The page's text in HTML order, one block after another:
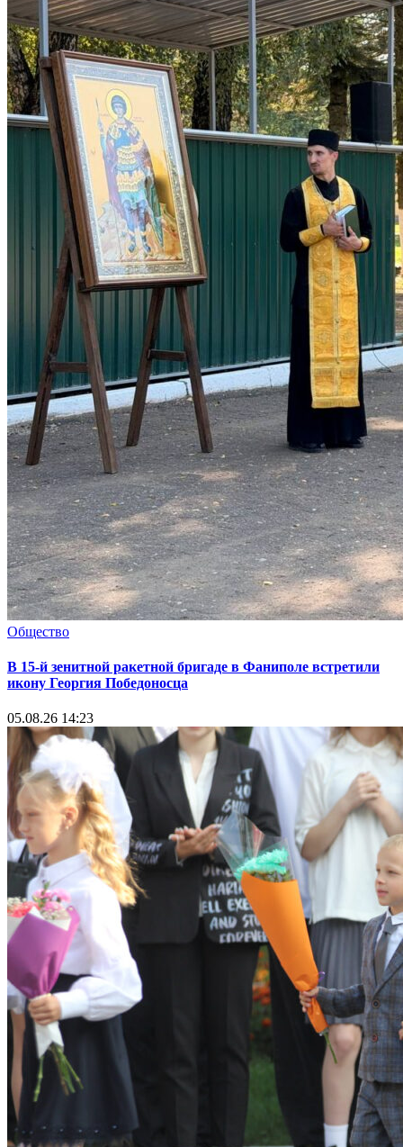
Общество
В 15-й зенитной ракетной бригаде в Фаниполе встретили
икону Георгия Победоносца
05.08.26 14:23